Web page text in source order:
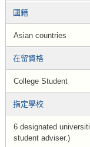
國籍
Asian countries
在留資格
College Student
指定學校
6 designated
student adviser.)